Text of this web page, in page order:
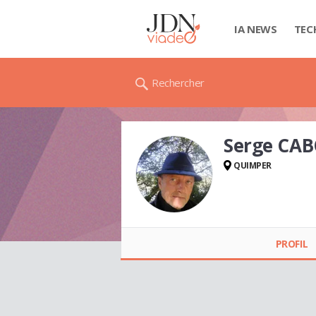
IA NEWS
Rechercher
Serge
QUIMPER
PROFIL